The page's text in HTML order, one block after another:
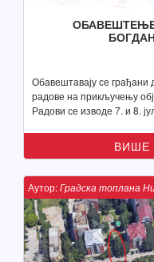
Обавештавају се грађани
радове на прикључењу
Радови се изводе 7. и 8.
ВИШЕ
Аутор:Градска топлана